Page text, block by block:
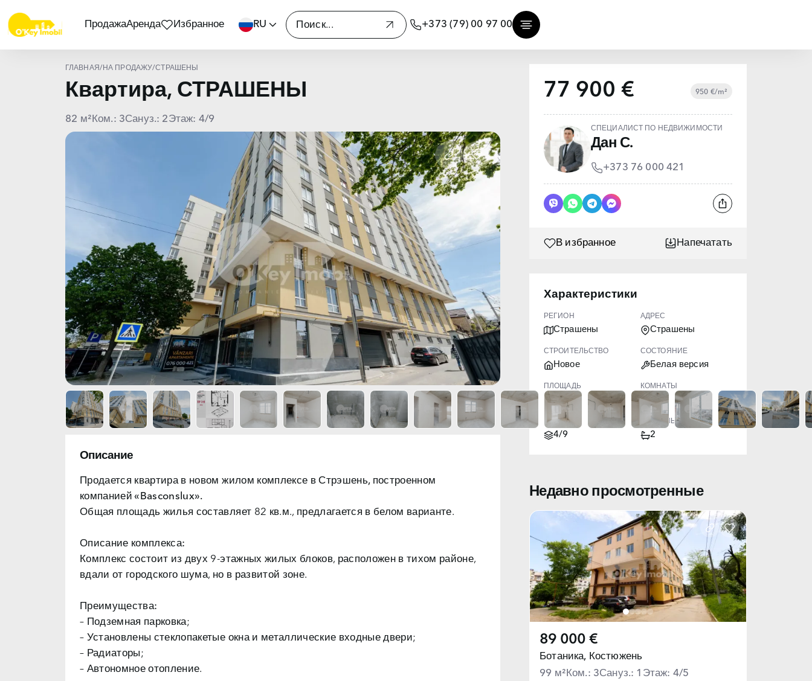
ПродажаАренда Избранное RU +373 (79) 00 97 00
ГЛАВНАЯ/ НА ПРОДАЖУ/СТРАШЕНЫ
Квартира, СТРАШЕНЫ
82 м² Ком.: 3Сануз.: 2Этаж: 4/9
Описание
Продается квартира в новом жилом комплексе в Стрэшень, построенном
компанией «Basconslux».
Общая площадь жилья составляет 82 кв.м., предлагается в белом варианте.
Описание комплекса:
Комплекс состоит из двух 9-этажных жилых блоков, расположен в тихом районе,
вдали от городского шума, но в развитой зоне.
Преимущества:
– Подземная парковка;
– Установлены стеклопакетые окна и металлические входные двери;
– Радиаторы;
– Автономное отопление.
77 900 € 950 €/m²
СПЕЦИАЛИСТ ПО НЕДВИЖИМОСТИ
Дан С.
+373 76 000 421
В избранное Напечатать
Характеристики
РЕГИОН
Страшены
АДРЕС
Страшены
СТРОИТЕЛЬСТВО
Новое
СОСТОЯНИЕ
Белая версия
ПЛОЩАДЬ
82.00
КОМНАТЫ
3
ЭТАЖ
4/9
САНУЗЛЫ
2
Недавно просмотренные
89 000 €
Ботаника, Костюжень
99 м² Ком.: 3Сануз.: 1 Этаж: 4/5